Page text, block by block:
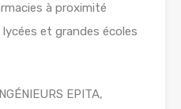
à proximité
et grandes écoles
EPITA,